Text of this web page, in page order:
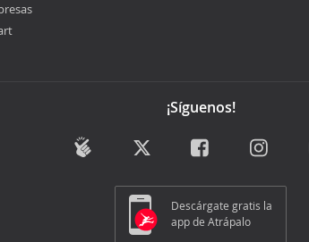
¡Síguenos!
Descárgate gratis la
app de Atrápalo